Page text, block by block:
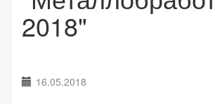
2018"
16.05.2018